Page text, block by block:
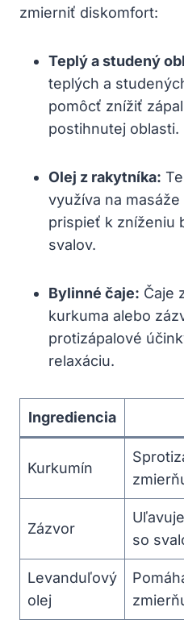
zmierniť⁢ diskomfort:
Teplý⁤ a studený
teplých a
pomôcť⁢ znížiť
postihnutej oblasti.
Olej ‌z rakytníka:
‍využíva na
prispieť k zníženiu
⁣svalov.
Bylinné ⁣čaje: Čaje
kurkuma alebo
protizápalové
relaxáciu.
Ingrediencia
Kurkumín
Zázvor
so
Levanduľový⁢
olej